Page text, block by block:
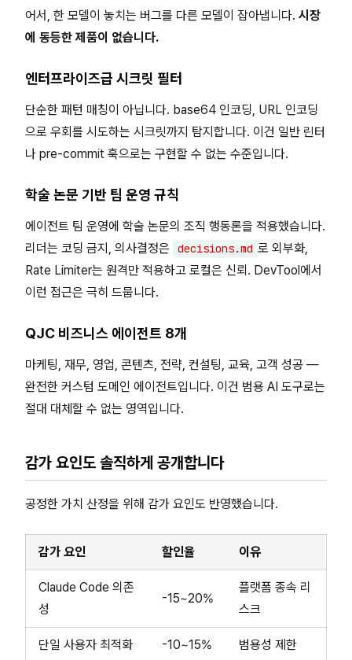
어서, 한 모델이 놓치는 버그를 다른 모델이 잡아냅니다. 시장
에 동등한 제품이 없습니다.
엔터프라이즈급 시크릿 필터
단순한 패턴 매칭이 아닙니다. base64 인코딩, URL 인코딩
으로 우회를 시도하는 시크릿까지 탐지합니다. 이건 일반 린터
나 pre-commit 훅으로는 구현할 수 없는 수준입니다.
학술 논문 기반 팀 운영 규칙
에이전트 팀 운영에 학술 논문의 조직 행동론을 적용했습니다.
리더는 코딩 금지, 의사결정은
decisions.md 로 외부화,
Rate Limiter는 원격만 적용하고 로컬은 신뢰. DevTool에서
이런 접근은 극히 드뭅니다.
QJC 비즈니스 에이전트 8개
마케팅, 재무, 영업, 콘텐츠, 전략, 컨설팅, 교육, 고객 성공 —
완전한 커스텀 도메인 에이전트입니다. 이건 범용 AI 도구로는
절대 대체할 수 없는 영역입니다.
감가 요인도 솔직하게 공개합니다
공정한 가치 산정을 위해 감가 요인도 반영했습니다.
감가 요인 할인율 이유
Claude Code 의존
성
-15~20%
플랫폼 종속 리
스크
단일 사용자 최적화 -10~15% 범용성 제한